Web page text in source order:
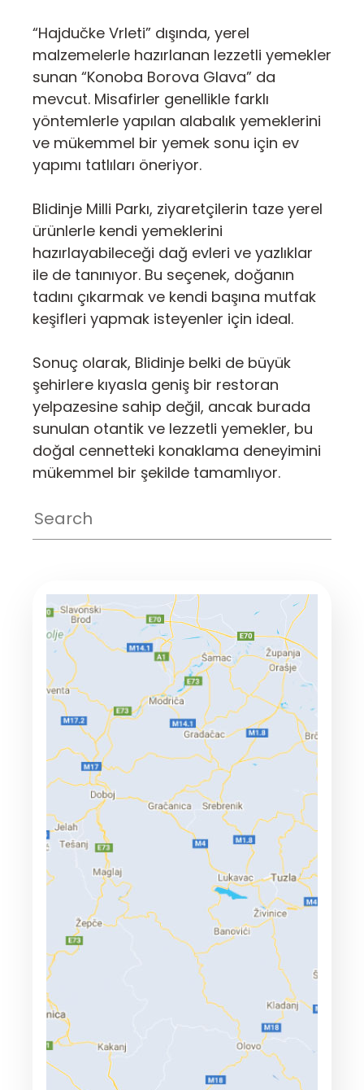
“Hajdučke Vrleti” dışında, yerel
malzemelerle hazırlanan lezzetli yemekler
sunan “Konoba Borova Glava” da
mevcut. Misafirler genellikle farklı
yöntemlerle yapılan alabalık yemeklerini
ve mükemmel bir yemek sonu için ev
yapımı tatlıları öneriyor.
Blidinje Milli Parkı, ziyaretçilerin taze yerel
ürünlerle kendi yemeklerini
hazırlayabileceği dağ evleri ve yazlıklar
ile de tanınıyor. Bu seçenek, doğanın
tadını çıkarmak ve kendi başına mutfak
keşifleri yapmak isteyenler için ideal.
Sonuç olarak, Blidinje belki de büyük
şehirlere kıyasla geniş bir restoran
yelpazesine sahip değil, ancak burada
sunulan otantik ve lezzetli yemekler, bu
doğal cennetteki konaklama deneyimini
mükemmel bir şekilde tamamlıyor.